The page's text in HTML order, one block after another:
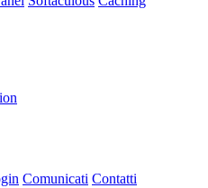
Comunicati Contatti